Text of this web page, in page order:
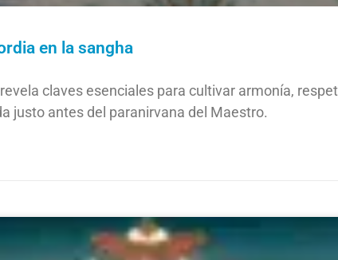
en la sangha
claves esenciales para cultivar armonía,
justo antes del paranirvana del Maestro.